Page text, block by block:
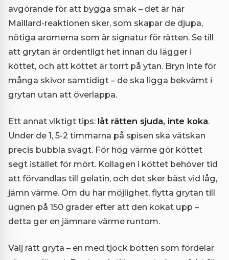
avgörande för att bygga smak – det är här
Maillard-reaktionen sker, som skapar de djupa,
nötiga aromerna som är signatur för rätten. Se till
att grytan är ordentligt het innan du lägger i
köttet, och att köttet är torrt på ytan. Bryn inte för
många skivor samtidigt – de ska ligga bekvämt i
grytan utan att överlappa.
Ett annat viktigt tips: låt rätten sjuda, inte koka.
Under de 1, 5-2 timmarna på spisen ska vätskan
precis bubbla svagt. För hög värme gör köttet
segt istället för mört. Kollagen i köttet behöver tid
att förvandlas till gelatin, och det sker bäst vid låg,
jämn värme. Om du har möjlighet, flytta grytan till
ugnen på 150 grader efter att den kokat upp –
detta ger en jämnare värme runtom.
Välj rätt gryta – en med tjock botten som fördelar